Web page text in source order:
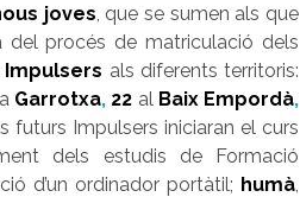
joves , que se sumen als que
del procés de matriculació dels
als diferents territoris:
Garrotxa, 22 al Baix Empordà,
futurs Impulsers iniciaran el curs
dels estudis de Formació
d’un ordinador portàtil; humà